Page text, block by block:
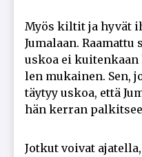
Myös kil­tit ja hy­vät
Ju­ma­laan. Raa­mat­tu
us­koa ei
len mu­kai­nen. Sen,
täy­tyy us­koa, et­tä
hän ker­ran
Jot­kut voi­vat